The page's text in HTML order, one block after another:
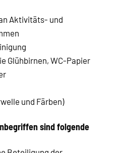
Aktivitäts- und
Glühbirnen, WC-Papier
und Färben)
sind folgende